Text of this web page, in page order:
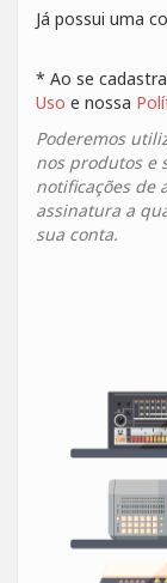
Já possui uma
* Ao se
Uso e nossa
Poderemos
nos produtos e
notificações de
assinatura a
sua conta.